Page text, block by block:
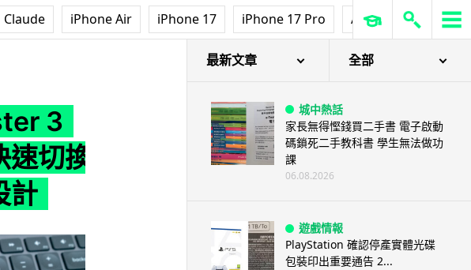
速切換電腦/iPad + 全新滑鼠滾輪設計
Claude iPhone Air iPhone 17 iPhone 17 Pro AirPods Pro 3
3
切換
計
最新文章 全部
城中熱話
家長無得慳錢買二手書 電子啟動
碼鎖死二手教科書 學生無法做功
課
06.08.2026
遊戲情報
PlayStation 確認停產實體光碟
包裝印出重要通告 2...